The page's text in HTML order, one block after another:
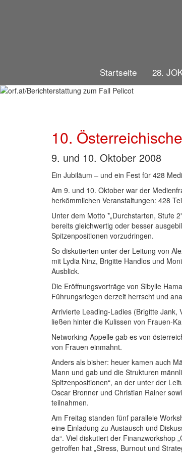
Hauptnavigation
Startseite 28.
orf.at/
unter der Leitung von Julia
für das Feature „arm, alt,
für Nina
28. Österreichischer
Dienstag, 3. November
10.
9. und 10. Oktober 2008
Ein Jubiläum – und ein Fest für 428
Am 9. und 10. Oktober war der
herkömmlichen Veranstaltungen: 428
Unter dem Motto *„Durchstarten, Stufe
bereits gleichwertig oder besser
Spitzenpositionen vorzudringen.
So diskutierten unter der Leitung von
mit Lydia Ninz, Brigitte Handlos und
Ausblick.
Die Eröffnungsvorträge von Sibylle
Führungsriegen derzeit herrscht und
Arrivierte Leading-Ladies (Brigitte Jank,
ließen hinter die Kulissen von Frauen-
Networking-Appelle gab es von
von Frauen einmahnt.
Anders als bisher: heuer kamen auch
Mann und gab und die Strukturen
Spitzenpositionen“, an der unter der
Oscar Bronner und Christian Rainer
teilnahmen.
Am Freitag standen fünf parallele
eine Einladung zu Austausch und
da“. Viel diskutiert der Finanzworkshop
getroffen hat „Stress, Burnout und